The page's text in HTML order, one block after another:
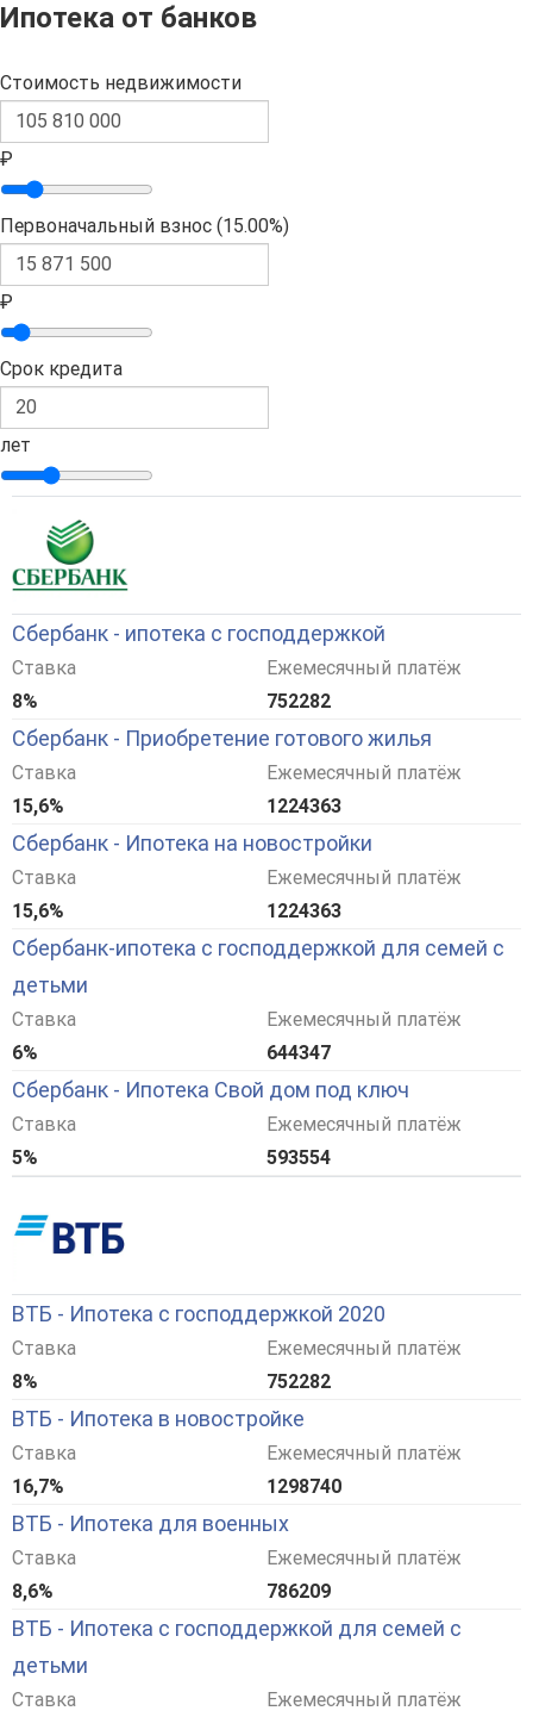
Ипотека от банков
Стоимость недвижимости
₽
Первоначальный взнос (15.00%)
₽
Срок кредита
лет
Сбербанк - ипотека с господдержкой
Ставка
8%
Ежемесячный платёж
752282
Сбербанк - Приобретение готового жилья
Ставка
15,6%
Ежемесячный платёж
1224363
Сбербанк - Ипотека на новостройки
Ставка
15,6%
Ежемесячный платёж
1224363
Сбербанк-ипотека с господдержкой для семей с
детьми
Ставка
6%
Ежемесячный платёж
644347
Сбербанк - Ипотека Свой дом под ключ
Ставка
5%
Ежемесячный платёж
593554
ВТБ - Ипотека с господдержкой 2020
Ставка
8%
Ежемесячный платёж
752282
ВТБ - Ипотека в новостройке
Ставка
16,7%
Ежемесячный платёж
1298740
ВТБ - Ипотека для военных
Ставка
8,6%
Ежемесячный платёж
786209
ВТБ - Ипотека с господдержкой для семей с
детьми
Ставка Ежемесячный платёж